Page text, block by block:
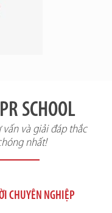
SCHOOL
và giải đáp thắc
nhất!
CHUYÊN NGHIỆP